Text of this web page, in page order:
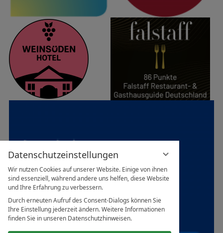
Datenschutzeinstellungen
Wir nutzen Cookies auf unserer Website. Einige von ihnen
sind essenziell, während andere uns helfen, diese Website
und Ihre Erfahrung zu verbessern.
Durch erneuten Aufruf des Consent-Dialogs können Sie
Ihre Einstellung jederzeit ändern. Weitere Informationen
finden Sie in unseren Datenschutzhinweisen.